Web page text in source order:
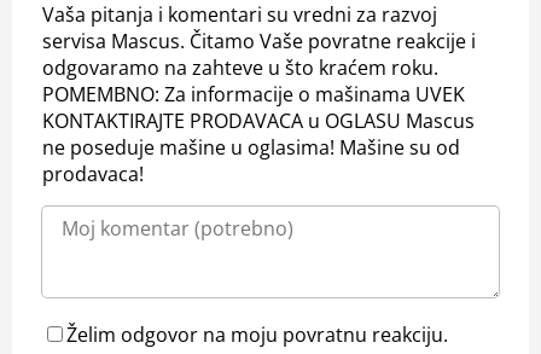
Vaša pitanja i komentari su vredni za razvoj
servisa Mascus. Čitamo Vaše povratne reakcije i
odgovaramo na zahteve u što kraćem roku.
POMEMBNO: Za informacije o mašinama UVEK
KONTAKTIRAJTE PRODAVACA u OGLASU Mascus
ne poseduje mašine u oglasima! Mašine su od
prodavaca!
Želim odgovor na moju povratnu reakciju.